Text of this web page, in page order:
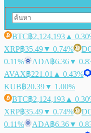
BTC฿2,124,193 ▲
XRP฿35.49▼ 0.74%
0.11%
ADA฿6.36▼
AVAX฿221.01 ▲ 0.43%
KUB฿20.39▼ 1.00%
BTC฿2,124,193 ▲
XRP฿35.49▼ 0.74%
0.11%
ADA฿6.36▼